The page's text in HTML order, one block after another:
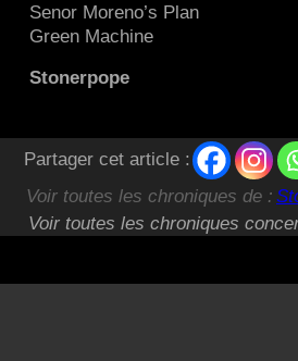
Senor Moreno’s Plan
Green Machine
Stonerpope
Partager cet article :
Voir toutes les chroniques de :
Voir toutes les chroniques